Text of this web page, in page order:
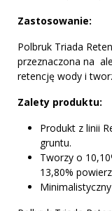
Zastosowanie:
Polbruk Triada
przeznaczona na
retencję wody i
Zalety produktu:
Produkt z linii
gruntu.
Tworzy o
13,80%